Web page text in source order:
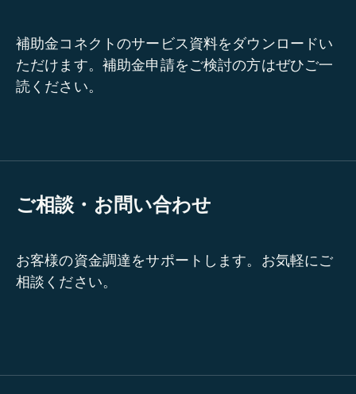
補助金コネクトのサービス資料をダウンロードい
ただけます。補助金申請をご検討の方はぜひご一
読ください。
ご相談・お問い合わせ
お客様の資金調達をサポートします。お気軽にご
相談ください。